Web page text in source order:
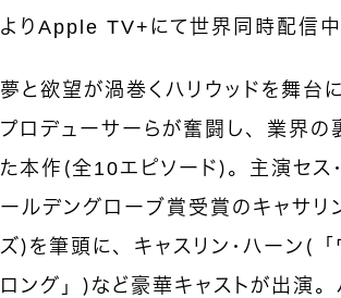
よりApple TV+にて世界同時配信中
夢と欲望が渦巻くハリウッドを舞台
プロデューサーらが奮闘し、業界の
た本作（全10エピソード）。主演セ
ールデングローブ賞受賞のキャサリ
ズ）を筆頭に、キャスリン・ハーン（
ロング」）など豪華キャストが出演